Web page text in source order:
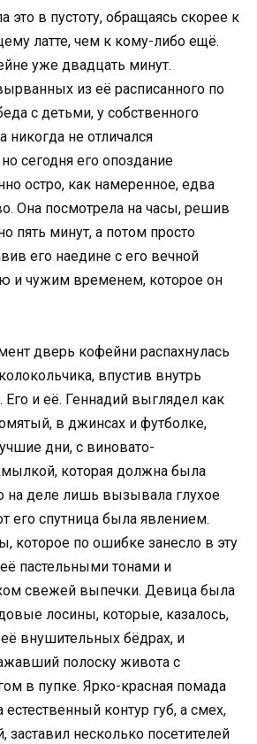
это в пустоту, обращаясь скорее к
латте, чем к кому-либо ещё.
уже двадцать минут.
из её расписанного по
с детьми, у собственного
никогда не отличался
сегодня его опоздание
остро, как намеренное, едва
Она посмотрела на часы, решив
пять минут, а потом просто
его наедине с его вечной
и чужим временем, которое он
дверь кофейни распахнулась
впустив внутрь
и её. Геннадий выглядел как
в джинсах и футболке,
дни, с виновато-
которая должна была
на деле лишь вызывала глухое
его спутница была явлением.
которое по ошибке занесло в эту
пастельными тонами и
свежей выпечки. Девица была
лосины, которые, казалось,
внушительных бёдрах, и
полоску живота с
в пупке. Ярко-красная помада
контур губ, а смех,
заставил несколько посетителей